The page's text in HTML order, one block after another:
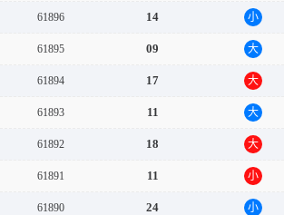
61896 14 小
61895 09 大
61894 17 大
61893 11 大
61892 18 大
61891 11 小
61890 24 小